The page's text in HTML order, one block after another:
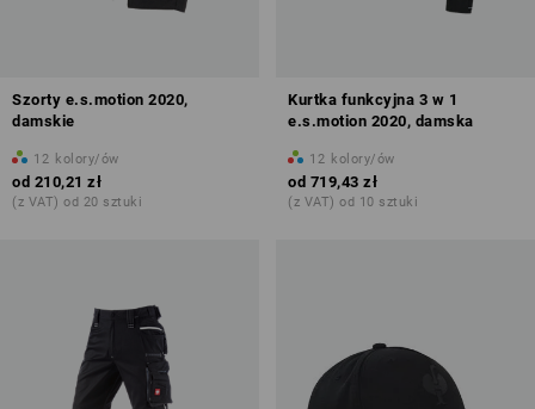
Szorty e.s.motion 2020,
damskie
12 kolory/ów
od 210,21 zł
(z VAT) od 20 sztuki
Kurtka funkcyjna 3 w 1
e.s.motion 2020, damska
12 kolory/ów
od 719,43 zł
(z VAT) od 10 sztuki